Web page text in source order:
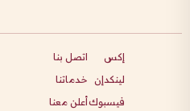
إكس
لينكدإن
فيسبوك
اتصل بنا
خدماتنا
أعلن معنا